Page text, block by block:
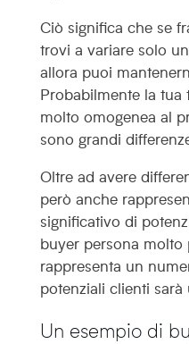
Ciò significa che se
trovi a variare solo
allora puoi
Probabilmente la
molto omogenea al
sono grandi
Oltre ad avere
però anche
significativo di
buyer persona molto
rappresenta un
potenziali clienti
Un esempio di